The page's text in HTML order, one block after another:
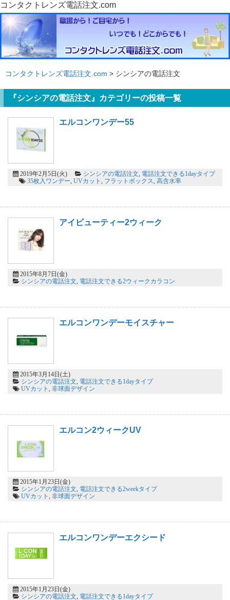
コンタクトレンズ電話注文.com
コンタクトレンズ電話注文.com > シンシアの電話注文
『シンシアの電話注文』カテゴリーの投稿一覧
エルコンワンデー55
2019年2月5日(火) シンシアの電話注文
電話注文できる1dayタイプ
35枚入ワンデー UVカット フラットボックス 高含水率
アイビューティー2ウィーク
2015年8月7日(金)
シンシアの電話注文
電話注文できる2ウィークカラコン
エルコンワンデーモイスチャー
2015年3月14日(土)
シンシアの電話注文
電話注文できる1dayタイプ
UVカット
非球面デザイン
エルコン2ウィークUV
2015年1月23日(金)
シンシアの電話注文
電話注文できる2weekタイプ
UVカット
非球面デザイン
エルコンワンデーエクシード
2015年1月23日(金)
シンシアの電話注文
電話注文できる1dayタイプ